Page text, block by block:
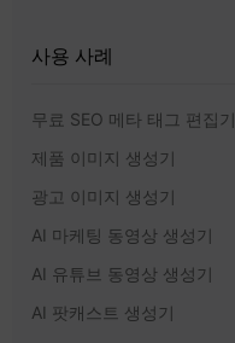
사용 사례
무료 SEO 메타 태그 편집기
제품 이미지 생성기
광고 이미지 생성기
AI 마케팅 동영상 생성기
AI 유튜브 동영상 생성기
AI 팟캐스트 생성기